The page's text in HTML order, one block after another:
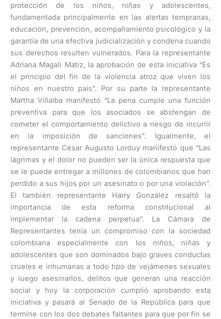
protección de los niños, niñas y adolescentes,
fundamentada principalmente en las alertas tempranas,
educación, prevención, acompañamiento psicológico y la
garantía de una efectiva judicialización y condena cuando
sus derechos resulten vulnerados. Para la representante
Adriana Magali Matiz, la aprobación de esta iniciativa “Es
el principio del fin de la violencia atroz que viven los
niños en nuestro país”. Por su parte la representante
Martha Villalba manifestó “La pena cumple una función
preventiva para que los asociados se abstengan de
cometer el comportamiento delictivo a riesgo de incurrir
en la imposición de sanciones”. Igualmente, el
representante César Augusto Lorduy manifestó que “Las
lágrimas y el dolor no pueden ser la única respuesta que
se le puede entregar a millones de colombianos que han
perdido a sus hijos por un asesinato o por una violación”.
El también representante Harry González resaltó la
importancia de esta reforma constitucional al
implementar la cadena perpetua”. La Cámara de
Representantes tenía un compromiso con la sociedad
colombiana especialmente con los niños, niñas y
adolescentes que son dominados bajo graves conductas
crueles e inhumanas a todo tipo de vejámenes sexuales
y luego asesinarlos, delitos que generan una reacción
social y hoy la corporación cumplió aprobando esta
iniciativa y pasará al Senado de la República para que
termine con los dos debates faltantes para que por fin se